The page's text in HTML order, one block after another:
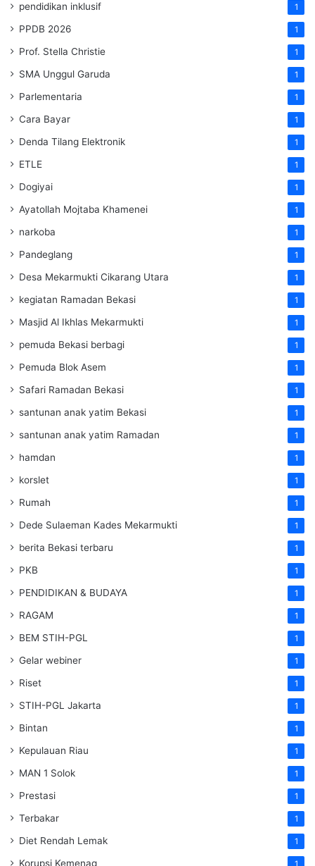
pendidikan inklusif 1
PPDB 2026 1
Prof. Stella Christie 1
SMA Unggul Garuda 1
Parlementaria 1
Cara Bayar 1
Denda Tilang Elektronik 1
ETLE 1
Dogiyai 1
Ayatollah Mojtaba Khamenei 1
narkoba 1
Pandeglang 1
Desa Mekarmukti Cikarang Utara 1
kegiatan Ramadan Bekasi 1
Masjid Al Ikhlas Mekarmukti 1
pemuda Bekasi berbagi 1
Pemuda Blok Asem 1
Safari Ramadan Bekasi 1
santunan anak yatim Bekasi 1
santunan anak yatim Ramadan 1
hamdan 1
korslet 1
Rumah 1
Dede Sulaeman Kades Mekarmukti 1
berita Bekasi terbaru 1
PKB 1
PENDIDIKAN & BUDAYA 1
RAGAM 1
BEM STIH-PGL 1
Gelar webiner 1
Riset 1
STIH-PGL Jakarta 1
Bintan 1
Kepulauan Riau 1
MAN 1 Solok 1
Prestasi 1
Terbakar 1
Diet Rendah Lemak 1
Korupsi Kemenag 1